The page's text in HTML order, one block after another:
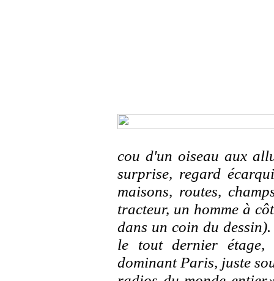
cou d'un oiseau aux
surprise, regard
maisons, routes,
tracteur, un homme à
dans un coin du
le tout dernier étage,
dominant Paris, juste